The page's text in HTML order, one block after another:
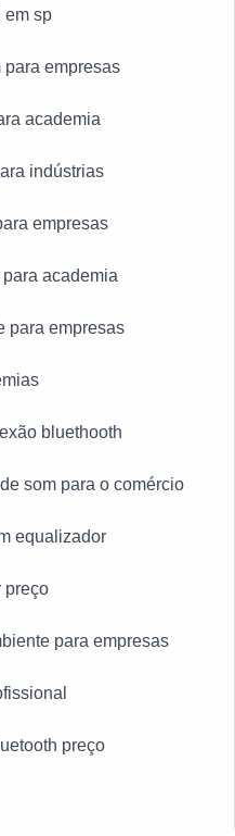
em sp
para empresas
academia
indústrias
empresas
academia
para empresas
bluethooth
som para o comércio
equalizador
preço
para empresas
preço